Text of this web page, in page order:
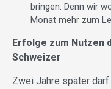
bringen. Denn wir
Monat mehr zum
Erfolge zum Nutzen
Schweizer
Zwei Jahre später